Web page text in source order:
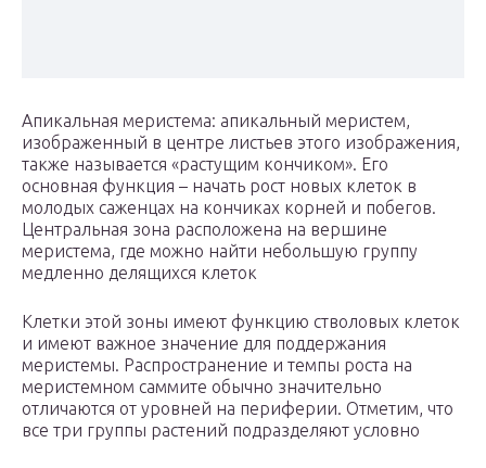
Апикальная меристема: апикальный меристем,
изображенный в центре листьев этого изображения,
также называется «растущим кончиком». Его
основная функция – начать рост новых клеток в
молодых саженцах на кончиках корней и побегов.
Центральная зона расположена на вершине
меристема, где можно найти небольшую группу
медленно делящихся клеток
Клетки этой зоны имеют функцию стволовых клеток
и имеют важное значение для поддержания
меристемы. Распространение и темпы роста на
меристемном саммите обычно значительно
отличаются от уровней на периферии. Отметим, что
все три группы растений подразделяют условно